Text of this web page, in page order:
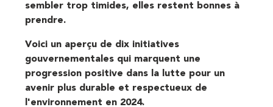
sembler trop timides, elles restent bonnes à
prendre.
Voici un aperçu de dix initiatives
gouvernementales qui marquent une
progression positive dans la lutte pour un
avenir plus durable et respectueux de
l'environnement en 2024.